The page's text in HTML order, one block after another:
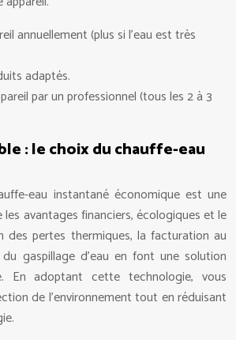
annuellement (plus si l’eau est très
adaptés.
par un professionnel (tous les 2 à 3
: le choix du chauffe-eau
eau instantané économique est une
avantages financiers, écologiques et le
des pertes thermiques, la facturation au
gaspillage d’eau en font une solution
En adoptant cette technologie, vous
de l’environnement tout en réduisant